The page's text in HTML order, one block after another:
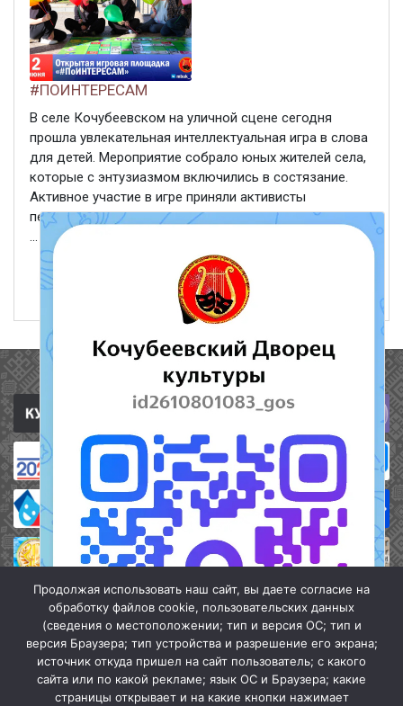
#ПОИНТЕРЕСАМ
В селе Кочубеевском на уличной сцене сегодня
прошла увлекательная интеллектуальная игра в слова
для детей. Мероприятие собрало юных жителей села,
которые с энтузиазмом включились в состязание.
Активное участие в игре приняли активисты
первичного отделения «Движения Первых» РДК. Дети
...
Полезные ссылки
Продолжая использовать наш сайт, вы даете согласие на
обработку файлов cookie, пользовательских данных
(сведения о местоположении; тип и версия ОС; тип и
версия Браузера; тип устройства и разрешение его экрана;
источник откуда пришел на сайт пользователь; с какого
сайта или по какой рекламе; язык ОС и Браузера; какие
страницы открывает и на какие кнопки нажимает